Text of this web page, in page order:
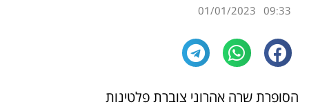
09:33
01/01/2023
הסופרת שרה אהרוני צוברת פלטינות